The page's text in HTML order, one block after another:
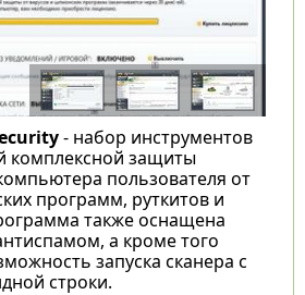
- набор инструментов
комплексной защиты
пользователя от
программ, руткитов и
также оснащена
а кроме того
запуска сканера с
строки.